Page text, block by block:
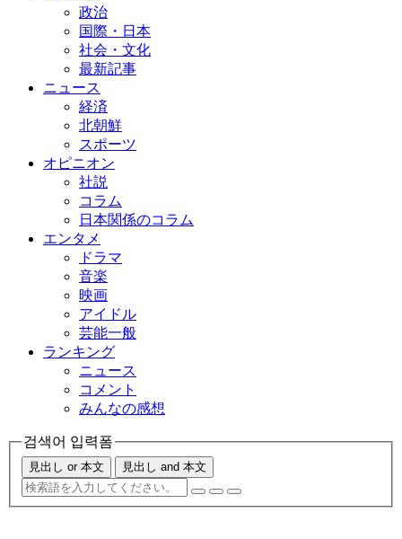
政治
国際・日本
社会・文化
最新記事
ニュース
経済
北朝鮮
スポーツ
オピニオン
社説
コラム
日本関係のコラム
エンタメ
ドラマ
音楽
映画
アイドル
芸能一般
ランキング
ニュース
コメント
みんなの感想
검색어 입력폼
見出し or 本文 見出し and 本文